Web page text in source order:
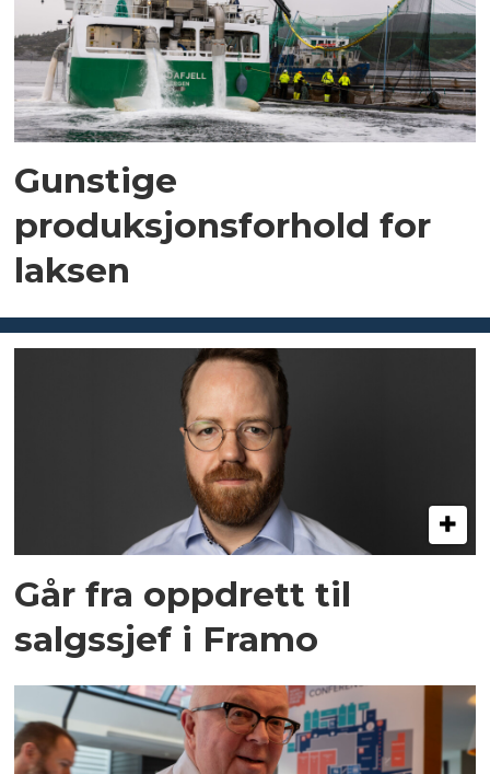
Gunstige
produksjonsforhold for
laksen
Går fra oppdrett til
salgssjef i Framo